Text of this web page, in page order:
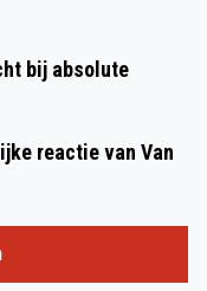
bij absolute
reactie van Van